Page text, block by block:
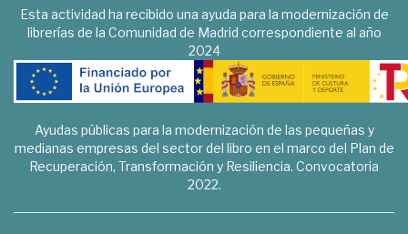
Esta actividad ha recibido una ayuda para la modernización de
librerías de la Comunidad de Madrid correspondiente al año
2024
Ayudas públicas para la modernización de las pequeñas y
medianas empresas del sector del libro en el marco del Plan de
Recuperación, Transformación y Resiliencia. Convocatoria
2022.